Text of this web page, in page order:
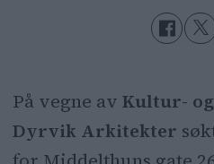
På vegne av Kultur-
Dyrvik Arkitekter